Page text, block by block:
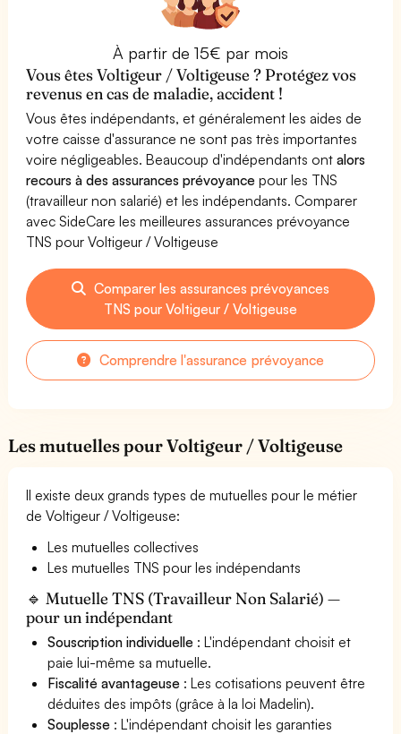
À partir de 15€ par mois
Vous êtes Voltigeur / Voltigeuse ? Protégez vos
revenus en cas de maladie, accident !
Vous êtes indépendants, et généralement les aides de
votre caisse d'assurance ne sont pas très importantes
voire négligeables. Beaucoup d'indépendants ontalors
recours à des assurances prévoyance pour les TNS
(travailleur non salarié) et les indépendants. Comparer
avec SideCare les meilleures assurances prévoyance
TNS pour Voltigeur / Voltigeuse
Comparer les assurances prévoyances
TNS pour Voltigeur / Voltigeuse
Comprendre l'assurance prévoyance
Les mutuelles pour Voltigeur / Voltigeuse
Il existe deux grands types de mutuelles pour le métier
de Voltigeur / Voltigeuse:
Les mutuelles collectives
Les mutuelles TNS pour les indépendants
🔹 Mutuelle TNS (Travailleur Non Salarié) —
pour un indépendant
Souscription individuelle : L'indépendant choisit et
paie lui-même sa mutuelle.
Fiscalité avantageuse : Les cotisations peuvent être
déduites des impôts (grâce à la loi Madelin).
Souplesse : L'indépendant choisit les garanties